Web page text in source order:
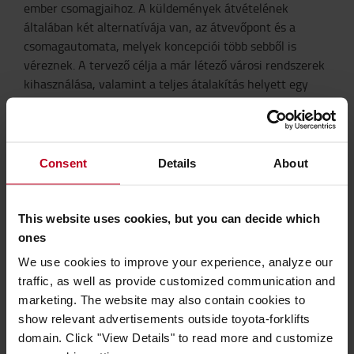
Consent Details About
This website uses cookies, but you can decide which
ones
We use cookies to improve your experience, analyze our
traffic, as well as provide customized communication and
marketing. The website may also contain cookies to
show relevant advertisements outside toyota-forklifts
domain. Click "View Details" to read more and customize
ember csomagjaihoz. A küldemények átvételének
általában két alternatívája van, az átvevőpont és a
csomagautomata, melyek koncepciói több sebből is
véreznek. A tervező célja a már létező városi rendszerek
kihasználása, valamint a teljes átalakítás helyett egy
ráépülő rendszer telepítése, egyfajta szimbiózis
termékeket teherautókból viszik át a drónok, amik eleve
teherautók. A tervezés során fontosnak tartotta a város
tehermentesítését is, így a csomagpontok alkalmazása a
küldeményekhez rendelt azonosítóval férnek hozzá az
adott egységhez, amelyek egyszerre 48 db csomag
tárolására alkalmasak és teljes belső működésük
automatizált” – részletezi Zsófi a rendszer működését.